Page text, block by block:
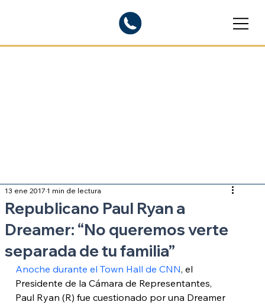
Republicano Paul Ryan a
Dreamer: “No queremos verte
separada de tu familia”
13 ene 20171 min de lectura
Anoche durante el Town Hall de CNN, el
Presidente de la Cámara de Representantes,
Paul Ryan (R) fue cuestionado por una Dreamer